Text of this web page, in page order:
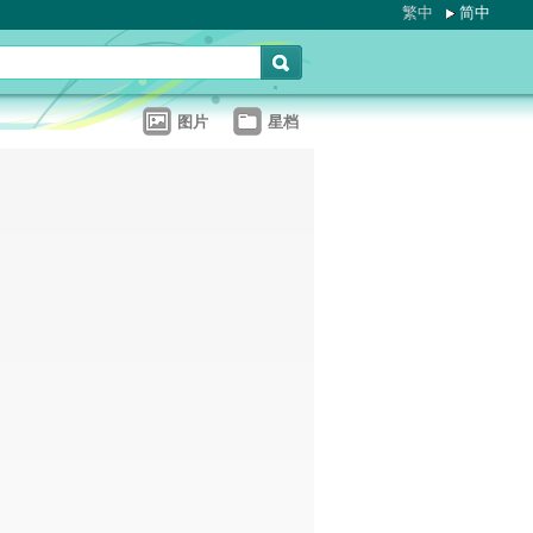
繁中 简中
图片 星档